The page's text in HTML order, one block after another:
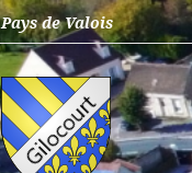
Pays de Valois